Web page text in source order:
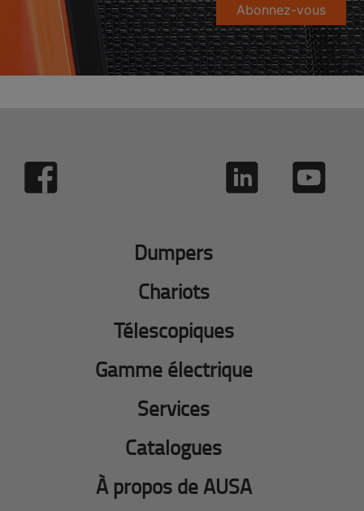
Abonnez-vous
Dumpers
Chariots
Télescopiques
Gamme électrique
Services
Catalogues
À propos de AUSA